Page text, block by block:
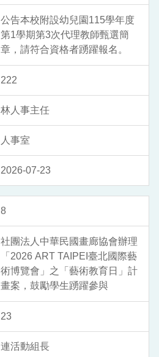
公告本校附設幼兒園115學年度
第1學期第3次代理教師甄選簡
章，請符合資格者踴躍報名。
222
林人事主任
人事室
2026-07-23
8
社團法人中華民國畫廊協會辦理
「2026 ART TAIPEI臺北國際藝
術博覽會」之「藝術教育日」計
畫案，鼓勵學生踴躍參與
23
連活動組長